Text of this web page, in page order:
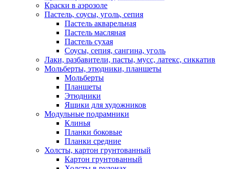
Краски в аэрозоле
Пастель, соусы, уголь, сепия
Пастель акварельная
Пастель масляная
Пастель сухая
Соусы, сепия, сангина, уголь
Лаки, разбавители, пасты, мусс, латекс, сиккатив
Мольберты, этюдники, планшеты
Мольберты
Планшеты
Этюдники
Ящики для художников
Модульные подрамники
Клинья
Планки боковые
Планки средние
Холсты, картон грунтованный
Картон грунтованный